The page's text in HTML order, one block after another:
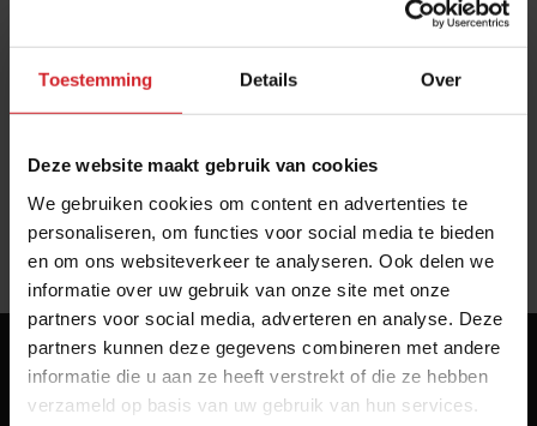
Toestemming Details Over
Deze website maakt gebruik van cookies
We gebruiken cookies om content en advertenties te
personaliseren, om functies voor social media te bieden
en om ons websiteverkeer te analyseren. Ook delen we
informatie over uw gebruik van onze site met onze
partners voor social media, adverteren en analyse. Deze
partners kunnen deze gegevens combineren met andere
informatie die u aan ze heeft verstrekt of die ze hebben
verzameld op basis van uw gebruik van hun services.
7 nieuwe foodautomaten die de aandacht
trekken
Onigiri, brood, tosti's, worstenbroodjes, maaltijden en ijs uit
de muur
27 mei 2026
« 1 »